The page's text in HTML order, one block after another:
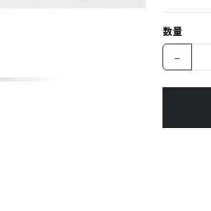
数量
－